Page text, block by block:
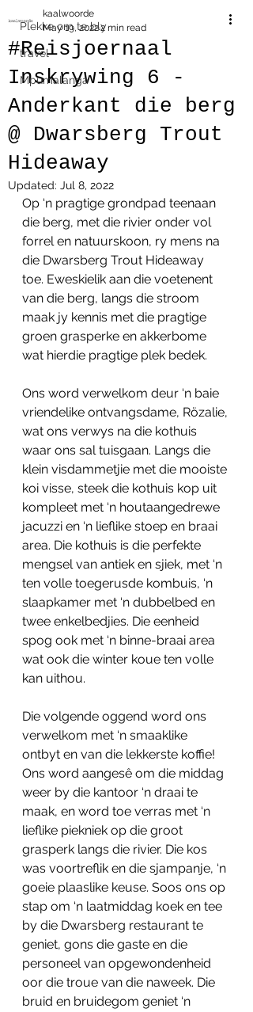
Plekke om te bly
travel
Mpumalanga
#Reisjoernaal
Inskrywing 6 -
Anderkant die berg
@ Dwarsberg Trout
Hideaway
kaalwoorde
May 19, 20222 min read
Updated: Jul 8, 2022
Op ‘n pragtige grondpad teenaan
die berg, met die rivier onder vol
forrel en natuurskoon, ry mens na
die Dwarsberg Trout Hideaway
toe. Eweskielik aan die voetenent
van die berg, langs die stroom
maak jy kennis met die pragtige
groen grasperke en akkerbome
wat hierdie pragtige plek bedek.
Ons word verwelkom deur ‘n baie
vriendelike ontvangsdame, Rözalie,
wat ons verwys na die kothuis
waar ons sal tuisgaan. Langs die
klein visdammetjie met die mooiste
koi visse, steek die kothuis kop uit
kompleet met ‘n houtaangedrewe
jacuzzi en ‘n lieflike stoep en braai
area. Die kothuis is die perfekte
mengsel van antiek en sjiek, met ‘n
ten volle toegerusde kombuis, ‘n
slaapkamer met ‘n dubbelbed en
twee enkelbedjies. Die eenheid
spog ook met ‘n binne-braai area
wat ook die winter koue ten volle
kan uithou.
Die volgende oggend word ons
verwelkom met ‘n smaaklike
ontbyt en van die lekkerste koffie!
Ons word aangesê om die middag
weer by die kantoor ‘n draai te
maak, en word toe verras met ‘n
lieflike piekniek op die groot
grasperk langs die rivier. Die kos
was voortreflik en die sjampanje, ‘n
goeie plaaslike keuse. Soos ons op
stap om ‘n laatmiddag koek en tee
by die Dwarsberg restaurant te
geniet, gons die gaste en die
personeel van opgewondenheid
oor die troue van die naweek. Die
bruid en bruidegom geniet ‘n